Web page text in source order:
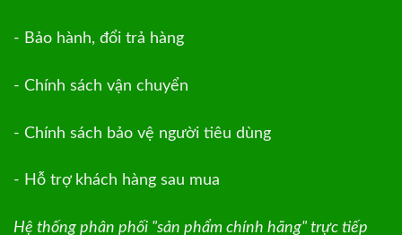
- Bảo hành, đổi trả hàng
- Chính sách vận chuyển
- Chính sách bảo vệ người tiêu dùng
- Hỗ trợ khách hàng sau mua
Hệ thống phân phối "sản phẩm chính hãng" trực tiếp